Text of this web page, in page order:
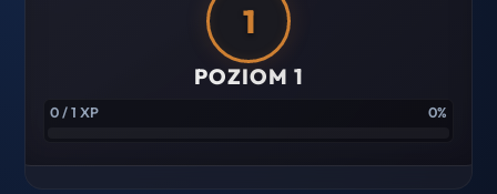
1
POZIOM 1
0 / 1 XP 0%